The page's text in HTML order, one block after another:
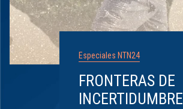
Especiales NTN24
FRONTERAS DE
INCERTIDUMBRE